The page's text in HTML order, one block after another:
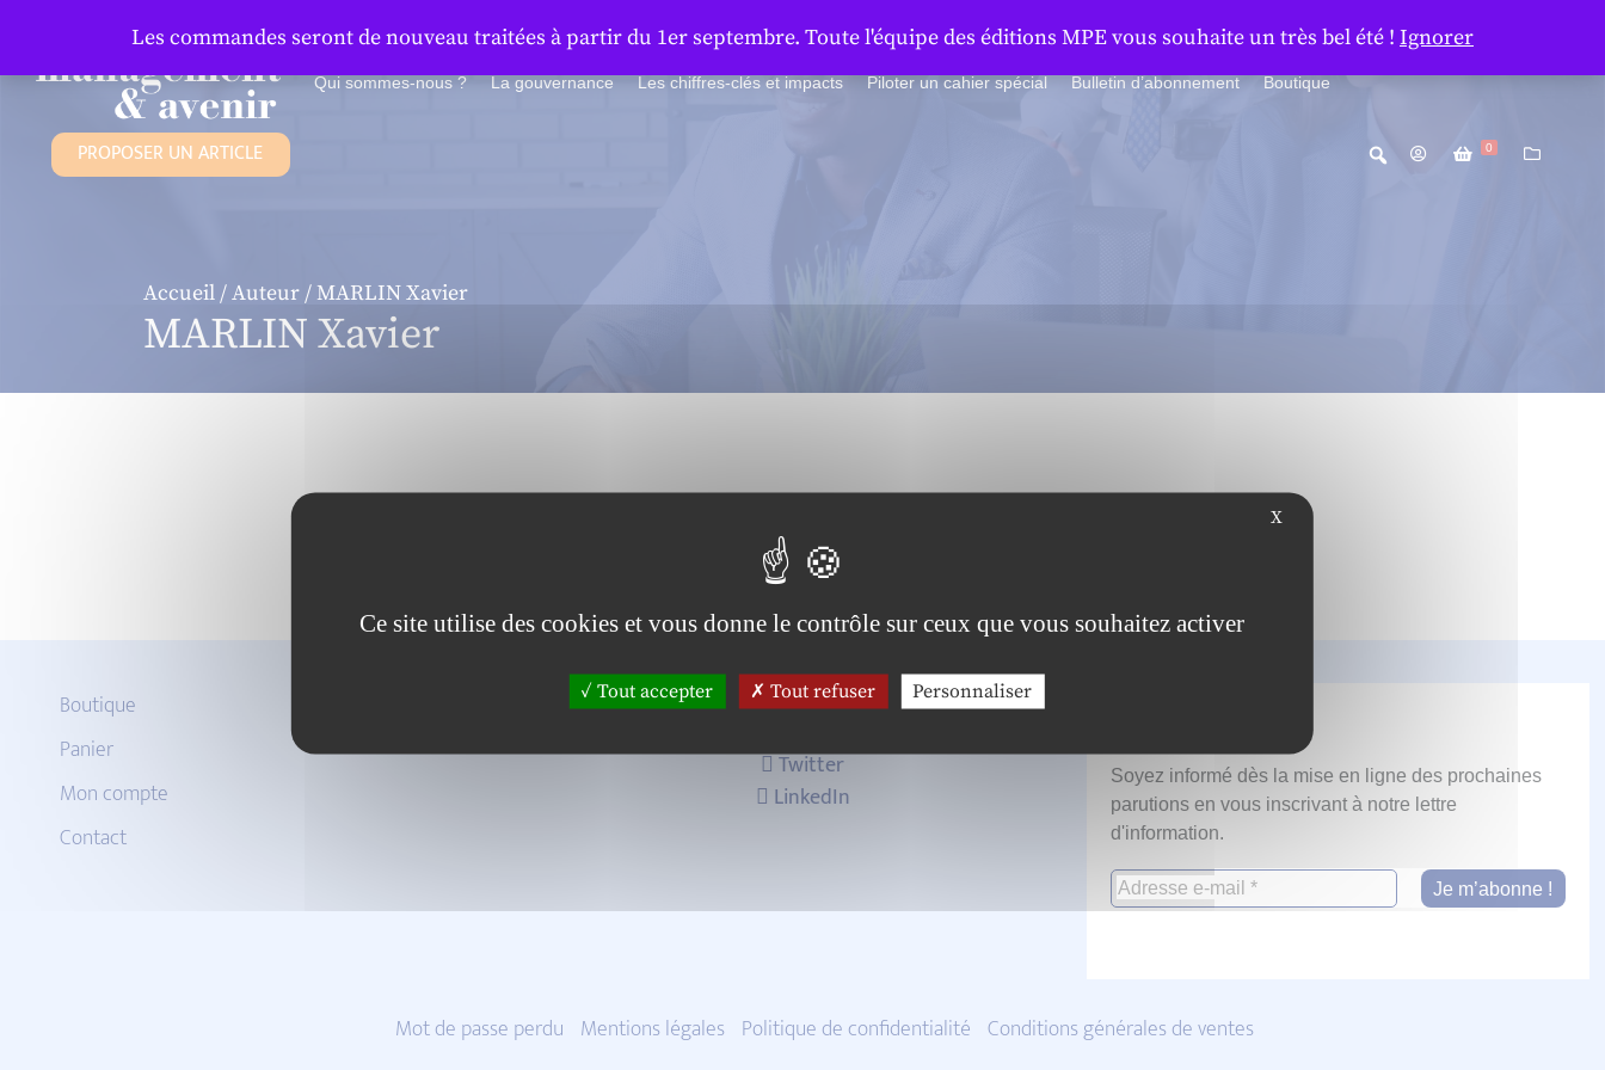
Qui sommes-nous ? La gouvernance Les chiffres-clés et impacts Piloter un cahier spécial Bulletin d’abonnement Boutique
PROPOSER UN ARTICLE 0
Accueil/Auteur/ MARLIN Xavier
MARLIN Xavier
Boutique
Panier
Mon compte
Contact
Twitter
LinkedIn
Soyez informé dès la mise en ligne des prochaines
parutions en vous inscrivant à notre lettre
d'information.
Mot de passe perdu Mentions légales Politique de confidentialité Conditions générales de ventes
Les commandes seront de nouveau traitées à partir du 1er septembre. Toute l'équipe des éditions MPE vous souhaite un très bel été ! Ignorer
X
Ce site utilise des cookies et vous donne le contrôle sur ceux que vous souhaitez activer
Tout accepter Tout refuser Personnaliser